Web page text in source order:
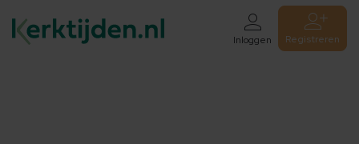
Inloggen Registreren